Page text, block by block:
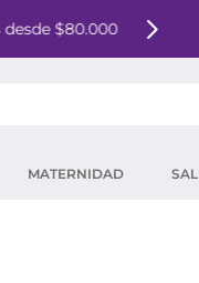
desde $80.000
MATERNIDAD